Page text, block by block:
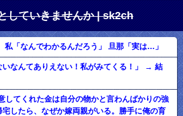
していきませんか | sk2ch
「なんでわかるんだろう」 旦那「実は…」
いなんてありえない！私がみてくる！」 → 結
してくれた金は自分の物かと言わんばかりの強
したら、なぜか嫁両親がいる。勝手に俺の育